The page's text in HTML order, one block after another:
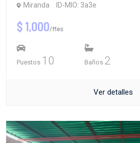
Miranda ID-MIO: 3a3e
$ 1,000/Mes
Puestos 10 Baños 2
Ver detalles